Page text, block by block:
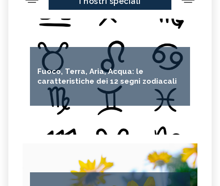
Fuoco, Terra, Aria, Acqua: le
caratteristiche dei 12 segni zodiacali